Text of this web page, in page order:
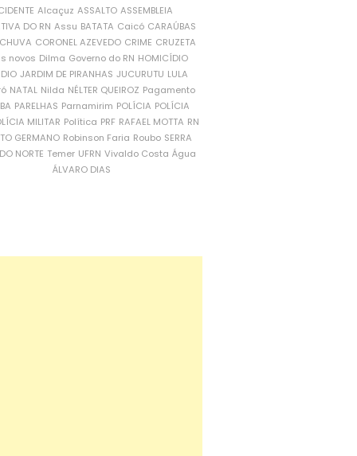
Alcaçuz ASSALTO ASSEMBLEIA
DO RN Assu BATATA Caicó CARAÚBAS
CORONEL AZEVEDO CRIME CRUZETA
novos Dilma Governo do RN HOMICÍDIO
JARDIM DE PIRANHAS JUCURUTU LULA
NATAL Nilda NÉLTER QUEIROZ Pagamento
PARELHAS Parnamirim POLÍCIA POLÍCIA
MILITAR Política PRF RAFAEL MOTTA RN
GERMANO Robinson Faria Roubo SERRA
NORTE Temer UFRN Vivaldo Costa Água
ÁLVARO DIAS